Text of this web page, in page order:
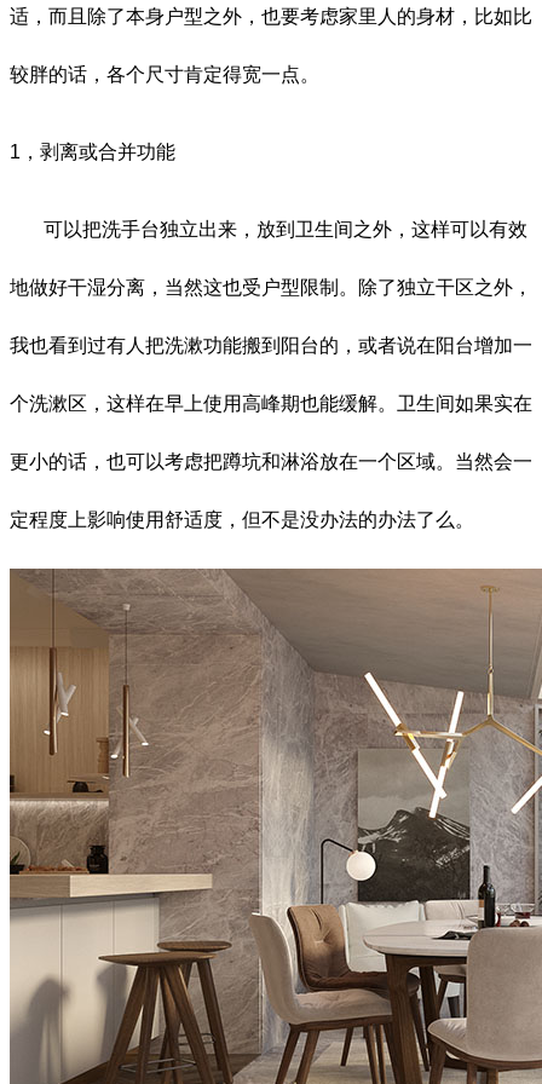
适，而且除了本身户型之外，也要考虑家里人的身材，比如比
较胖的话，各个尺寸肯定得宽一点。
1，剥离或合并功能
可以把洗手台独立出来，放到卫生间之外，这样可以有效
地做好干湿分离，当然这也受户型限制。除了独立干区之外，
我也看到过有人把洗漱功能搬到阳台的，或者说在阳台增加一
个洗漱区，这样在早上使用高峰期也能缓解。卫生间如果实在
更小的话，也可以考虑把蹲坑和淋浴放在一个区域。当然会一
定程度上影响使用舒适度，但不是没办法的办法了么。